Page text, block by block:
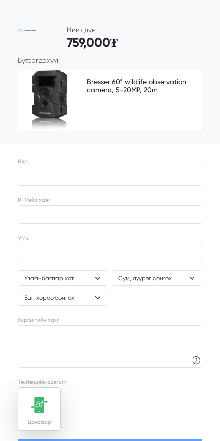
Нийт дүн
759,000₮
Бүтээгдэхүүн
Bresser 60* wildlife observation
camera, 5-20MP, 20m
Нэр
И-Мэйл хаяг
Утас
Хүргэлтийн хаяг
Төлбөрийн сонголт
Дансаар